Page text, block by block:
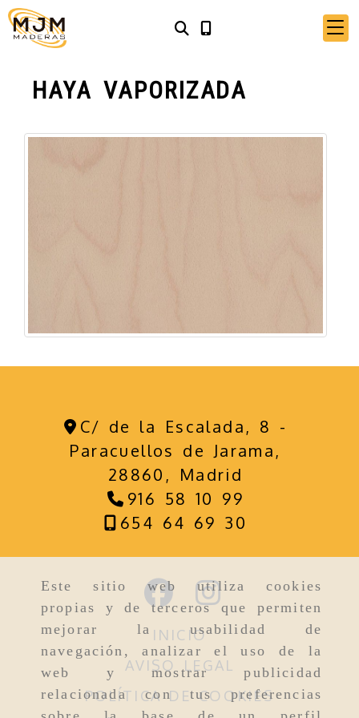
Este sitio web utiliza cookies
propias y de terceros que permiten
mejorar la usabilidad de
navegación, analizar el uso de la
web y mostrar publicidad
relacionada con tus preferencias
HAYA VAPORIZADA
C/ de la Escalada, 8 -
Paracuellos de Jarama,
28860, Madrid
916 58 10 99
654 64 69 30
INICIO
AVISO LEGAL
POLÍTICA DE COOKIES